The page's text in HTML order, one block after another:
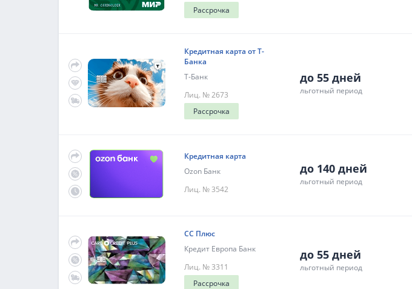
Рассрочка
Кредитная карта от Т-
Банка
Т-Банк
Лиц. № 2673
Рассрочка
до 55 дней
льготный период
Кредитная карта
Ozon Банк
Лиц. № 3542
до 140 дней
льготный период
СС Плюс
Кредит Европа Банк
Лиц. № 3311
Рассрочка
до 55 дней
льготный период